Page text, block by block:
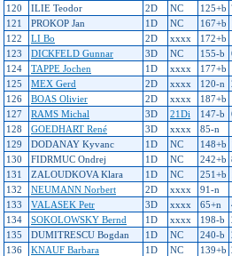
120
ILIE Teodor 2D NC 125+b
121
PROKOP Jan 1D NC 167+b
122
LI Bo 2D xxxx 172+b
123
DICKFELD Gunnar 3D NC 155-b
124
TAPPE Jochen 1D xxxx 177+b
125
MEX Gerd 2D xxxx 120-n
126
BOAS Olivier 2D xxxx 187+b
127
RAMS Michal 3D 21Di 147-b
128
GOEDHART René 3D xxxx 85-n
129
DODANAY Kyvanc 1D NC 148+b
130
FIDRMUC Ondrej 1D NC 242+b
131
ZALOUDKOVA Klara 1D NC 251+b
132
NEUMANN Norbert 2D xxxx 91-n
133
VALASEK Petr 3D xxxx 65+n
134
SOKOLOWSKY Bernd 1D xxxx 198-b
135
DUMITRESCU Bogdan 1D NC 240-b
136
KNAUF Barbara 1D NC 139+b